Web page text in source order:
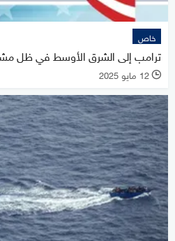
خاص
ترامب إلى الشرق الأوسط في ظل
l 12 مايو 2025